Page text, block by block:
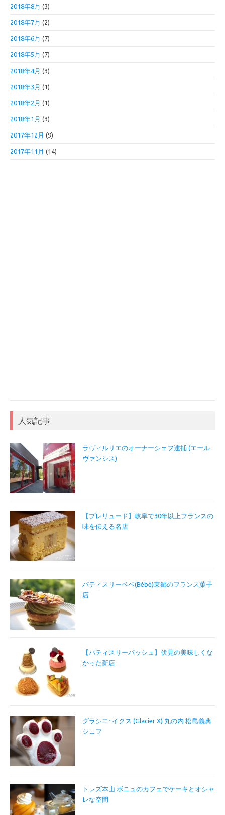
2018年8月 (3)
2018年7月 (2)
2018年6月 (7)
2018年5月 (7)
2018年4月 (3)
2018年3月 (1)
2018年2月 (1)
2018年1月 (3)
2017年12月 (9)
2017年11月 (14)
人気記事
ラヴィルリエのオーナーシェフ逮捕 (エール
ヴァンシス)
【プレリュード】岐阜で30年以上フランスの
味を伝える名店
パティスリーベベ(Bébé)東郷のフランス菓子
店
【パティスリーパッシュ】伏見の美味しくな
かった新店
グラシエ･イクス (Glacier X) 丸の内 松島義典
シェフ
トレズ本山 ボニュのカフェでケーキとオシャ
レな空間